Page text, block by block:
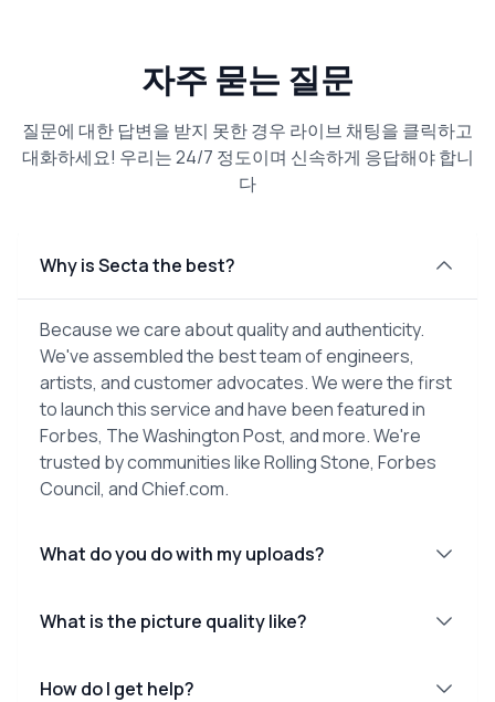
자주 묻는 질문
질문에 대한 답변을 받지 못한 경우 라이브 채팅을 클릭하고
대화하세요! 우리는 24/7 정도이며 신속하게 응답해야 합니
다
Why is Secta the best?
Because we care about quality and authenticity.
We've assembled the best team of engineers,
artists, and customer advocates. We were the first
to launch this service and have been featured in
Forbes, The Washington Post, and more. We're
trusted by communities like Rolling Stone, Forbes
Council, and Chief.com.
What do you do with my uploads?
What is the picture quality like?
How do I get help?